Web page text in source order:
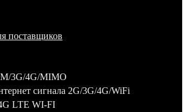
поставщиков
3G/4G/MIMO
сигнала 2G/3G/4G/WiFi
LTE WI-FI